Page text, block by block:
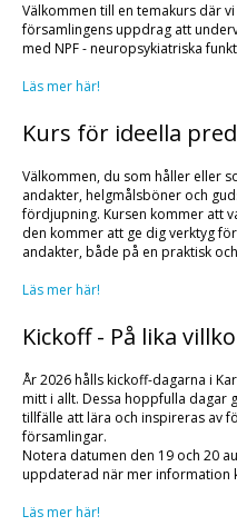
Välkommen till en temakurs där
församlingens uppdrag att
med NPF - neuropsykiatriska
Läs mer här!
Kurs för ideella
Välkommen, du som håller eller
andakter, helgmålsböner och
fördjupning. Kursen kommer att
den kommer att ge dig verktyg
andakter, både på en praktisk
Läs mer här!
Kickoff - På lika
År 2026 hålls kickoff-dagarna i
mitt i allt. Dessa hoppfulla dagar
tillfälle att lära och inspireras av
församlingar.
Notera datumen den 19 och 20
uppdaterad när mer information
Läs mer här!